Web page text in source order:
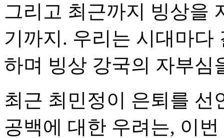
그리고 최근까지 빙상을
기까지. 우리는 시대마다
하며 빙상 강국의 자부심
최근 최민정이 은퇴를 선
공백에 대한 우려는, 이